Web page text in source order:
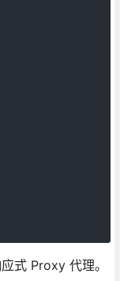
式 Proxy 代理。